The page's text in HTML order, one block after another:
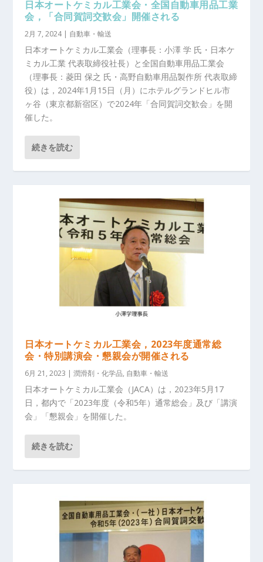
日本オートケミカル工業会・全国自動車用品工業
会，「合同賀詞交歓会」開催される
2月 7, 2024| 自動車・輸送
日本オートケミカル工業会（理事長：小澤 学 氏・日本ケ
ミカル工業 代表取締役社長）と全国自動車用品工業会
（理事長：菱田 保之 氏・高野自動車用品製作所 代表取締
役）は，2024年1月15日（月）にホテルグランドヒル市
ヶ谷（東京都新宿区）で2024年「合同賀詞交歓会」を開
催した。
続きを読む
日本オートケミカル工業会，2023年度通常総
会・特別講演会・懇親会が開催される
6月 21, 2023 |潤滑剤・化学品, 自動車・輸送
日本オートケミカル工業会（JACA）は，2023年5月17
日，都内で「2023年度（令和5年）通常総会」及び「講演
会」「懇親会」を開催した。
続きを読む